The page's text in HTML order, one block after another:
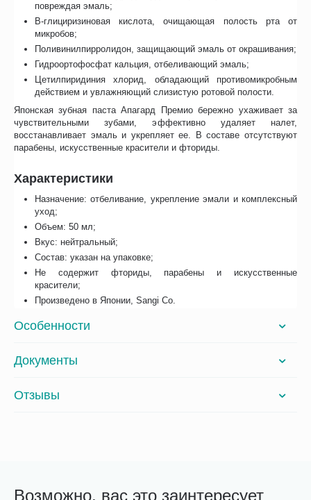
повреждая эмаль;
В-глициризиновая кислота, очищающая полость рта от
микробов;
Поливинилпирролидон, защищающий эмаль от окрашивания;
Гидроортофосфат кальция, отбеливающий эмаль;
Цетилпиридиния хлорид, обладающий противомикробным
действием и увлажняющий слизистую ротовой полости.
Японская зубная паста Апагард Премио бережно ухаживает за
чувствительными зубами, эффективно удаляет налет,
восстанавливает эмаль и укрепляет ее. В составе отсутствуют
парабены, искусственные красители и фториды.
Характеристики
Назначение: отбеливание, укрепление эмали и комплексный
уход;
Объем: 50 мл;
Вкус: нейтральный;
Состав: указан на упаковке;
Не содержит фториды, парабены и искусственные
красители;
Произведено в Японии, Sangi Co.
Особенности
Документы
Отзывы
Возможно, вас это заинтересует